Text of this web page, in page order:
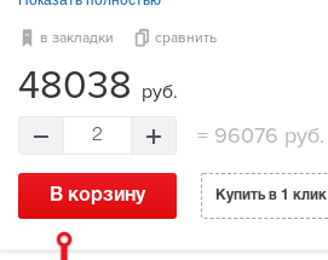
в закладки сравнить
48038 руб.
2 = 96076 руб.
В корзину Купить в 1 клик